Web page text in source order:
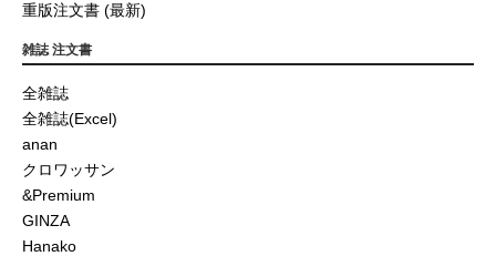
重版注文書 (最新)
雑誌 注文書
全雑誌
全雑誌(Excel)
anan
クロワッサン
&Premium
GINZA
Hanako